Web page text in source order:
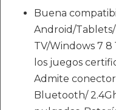
Buena
Android/
TV/Windows 7 8
los juegos
Admite
Bluetooth/